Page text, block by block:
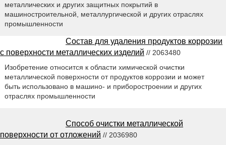
металлических и других защитных покрытий в
машиностроительной, металлургической и других отраслях
промышленности
Состав для удаления продуктов коррозии
с поверхности металлических изделий // 2063480
Изобретение относится к области химической очистки
металлической поверхности от продуктов коррозии и может
быть использовано в машино- и приборостроении и других
отраслях промышленности
Способ очистки металлической
поверхности от отложений // 2036980